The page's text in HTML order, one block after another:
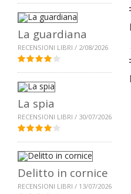
La guardiana
RECENSIONI LIBRI / 2/08/2026
La spia
RECENSIONI LIBRI / 30/07/2026
Delitto in cornice
RECENSIONI LIBRI / 13/07/2026